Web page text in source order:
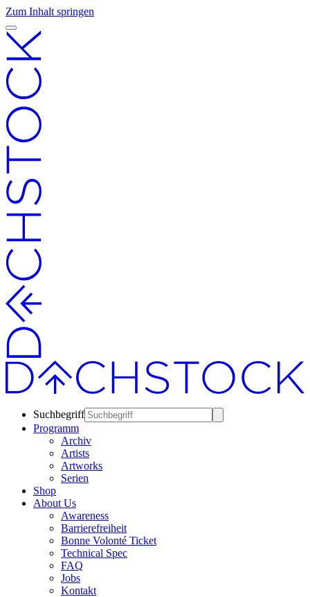
Zum Inhalt springen
Suchbegriff
Programm
Archiv
Artists
Artworks
Serien
Shop
About Us
Awareness
Barrierefreiheit
Bonne Volonté Ticket
Technical Spec
FAQ
Jobs
Kontakt